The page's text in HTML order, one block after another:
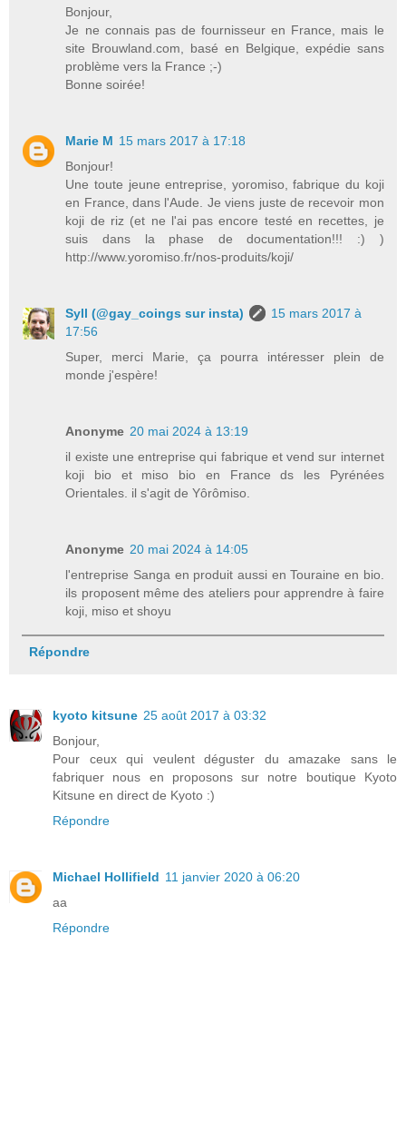
Bonjour,
Je ne connais pas de fournisseur en France, mais le
site Brouwland.com, basé en Belgique, expédie sans
problème vers la France ;-)
Bonne soirée!
Marie M 15 mars 2017 à 17:18
Bonjour!
Une toute jeune entreprise, yoromiso, fabrique du koji
en France, dans l'Aude. Je viens juste de recevoir mon
koji de riz (et ne l'ai pas encore testé en recettes, je
suis dans la phase de documentation!!! :) )
http://www.yoromiso.fr/nos-produits/koji/
Syll (@gay_coings sur insta)
15 mars 2017 à
17:56
Super, merci Marie, ça pourra intéresser plein de
monde j'espère!
Anonyme 20 mai 2024 à 13:19
il existe une entreprise qui fabrique et vend sur internet
koji bio et miso bio en France ds les Pyrénées
Orientales. il s'agit de Yôrômiso.
Anonyme 20 mai 2024 à 14:05
l'entreprise Sanga en produit aussi en Touraine en bio.
ils proposent même des ateliers pour apprendre à faire
koji, miso et shoyu
Répondre
kyoto kitsune 25 août 2017 à 03:32
Bonjour,
Pour ceux qui veulent déguster du amazake sans le
fabriquer nous en proposons sur notre boutique Kyoto
Kitsune en direct de Kyoto :)
Répondre
Michael Hollifield 11 janvier 2020 à 06:20
aa
Répondre